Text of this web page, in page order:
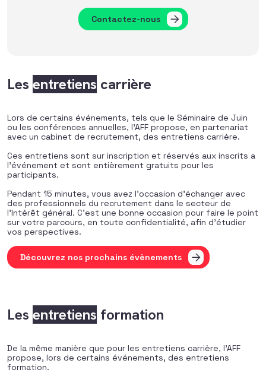
Contactez-nous
Les entretiens carrière
Lors de certains événements, tels que le Séminaire de Juin
ou les conférences annuelles, l’AFF propose, en partenariat
avec un cabinet de recrutement, des entretiens carrière.
Ces entretiens sont sur inscription et réservés aux inscrits a
l’événement et sont entièrement gratuits pour les
participants.
Pendant 15 minutes, vous avez l’occasion d’échanger avec
des professionnels du recrutement dans le secteur de
l’Intérêt général. C’est une bonne occasion pour faire le point
sur votre parcours, en toute confidentialité, afin d’étudier
vos perspectives.
Découvrez nos prochains évènements
Les entretiens formation
De la même manière que pour les entretiens carrière, l’AFF
propose, lors de certains événements, des entretiens
formation.